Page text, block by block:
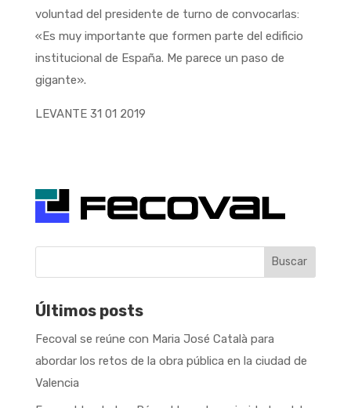
voluntad del presidente de turno de convocarlas:
«Es muy importante que formen parte del edificio
institucional de España. Me parece un paso de
gigante».
LEVANTE 31 01 2019
Buscar
Últimos posts
Fecoval se reúne con Maria José Català para
abordar los retos de la obra pública en la ciudad de
Valencia